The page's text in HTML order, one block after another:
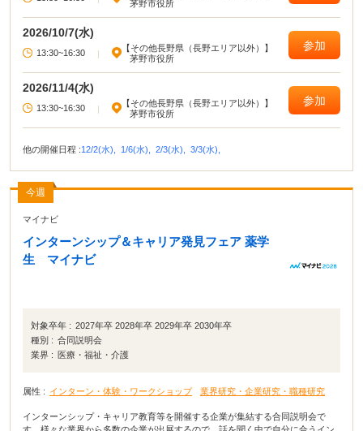
茅野市役所
2026/10/7(水)
13:30~16:30 |
【その他長野県（長野エリア以外）】
茅野市役所
参加
2026/11/4(水)
13:30~16:30 |
【その他長野県（長野エリア以外）】
茅野市役所
参加
他の開催日程 :12/2(水), 1/6(水), 2/3(水), 3/3(水),
今週
マイナビ
インターンシップ＆キャリア発見フェア 薬学
生 マイナビ
対象卒年 : 2027年卒 2028年卒 2029年卒 2030年卒
種別 : 合同説明会
業界 :
医療・福祉・介護
属性 : インターン・体験・ワークショップ 業界研究・企業研究・職種研究
インターンシップ・キャリア教育等を開催する企業が集結する合同説明会で